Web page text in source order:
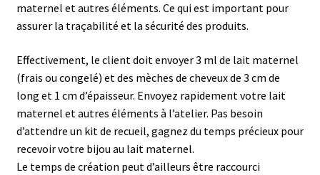
maternel et autres éléments. Ce qui est important pour
assurer la traçabilité et la sécurité des produits.
Effectivement, le client doit envoyer 3 ml de lait maternel
(frais ou congelé) et des mèches de cheveux de 3 cm de
long et 1 cm d’épaisseur. Envoyez rapidement votre lait
maternel et autres éléments à l’atelier. Pas besoin
d’attendre un kit de recueil, gagnez du temps précieux pour
recevoir votre bijou au lait maternel.
Le temps de création peut d’ailleurs être raccourci